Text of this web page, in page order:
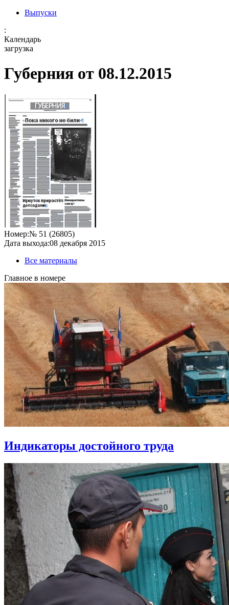
Выпуски
:
Календарь
загрузка
Губерния от 08.12.2015
Номер:№ 51 (26805)
Дата выхода:08 декабря 2015
Все материалы
Главное в номере
Индикаторы достойного труда